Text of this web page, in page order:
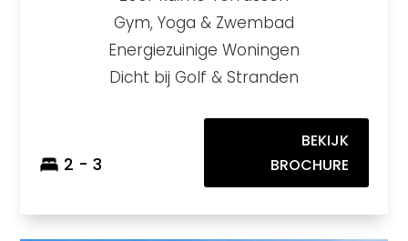
Gym, Yoga & Zwembad
Energiezuinige Woningen
Dicht bij Golf & Stranden
2 - 3
BEKIJK
BROCHURE